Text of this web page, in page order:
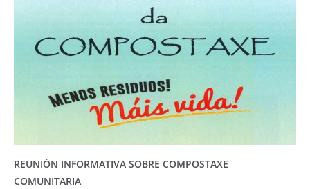
REUNIÓN INFORMATIVA SOBRE COMPOSTAXE
COMUNITARIA